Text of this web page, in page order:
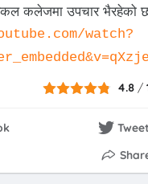
कलेजमा उपचार भैरहेको
watch?
4.8 /
Tweet